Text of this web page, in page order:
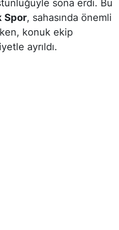
sona erdi. Bu
Spor, sahasında önemli
konuk ekip
ayrıldı.